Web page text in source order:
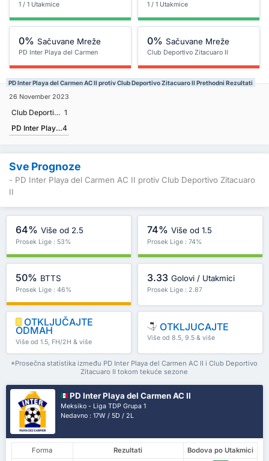
1 / 1 Utakmice 1 / 1 Utakmice
0% Sačuvane Mreže
PD Inter Playa del Carmen
0% Sačuvane Mreže
Club Deportivo Zitacuaro II
PD Inter Playa del Carmen AC II protiv Club Deportivo Zitacuaro II Prethodni Rezultati
26 November 2023
Club Deportivo Zitacuaro II 1
PD Inter Playa del Carmen AC II4
Sve Prognoze
- PD Inter Playa del Carmen AC II protiv Club Deportivo Zitacuaro
II
64% Više od 2.5
Prosek Lige : 53%
74% Više od 1.5
Prosek Lige : 74%
50% BTTS
Prosek Lige : 46%
3.33 Golovi / Utakmici
Prosek Lige : 2.87
OTKLJUČAJTE
ODMAH
Više od 1.5, FH/2H & više
OTKLJUCAJTE
Više od 8.5, 9.5 & više
*Prosečna statistika između PD Inter Playa del Carmen AC II i Club Deportivo
Zitacuaro II tokom tekuće sezone
PD Inter Playa del Carmen AC II
Meksiko - Liga TDP Grupa 1
Nedavno : 17W / 5D / 2L
Forma Rezultati
Bodova po Utakmici